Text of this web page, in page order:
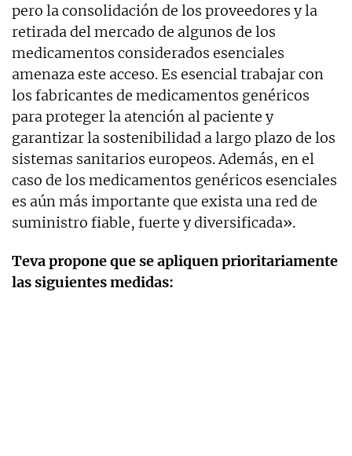
pero la consolidación de los proveedores y la
retirada del mercado de algunos de los
medicamentos considerados esenciales
amenaza este acceso. Es esencial trabajar con
los fabricantes de medicamentos genéricos
para proteger la atención al paciente y
garantizar la sostenibilidad a largo plazo de los
sistemas sanitarios europeos. Además, en el
caso de los medicamentos genéricos esenciales
es aún más importante que exista una red de
suministro fiable, fuerte y diversificada».
Teva propone que se apliquen prioritariamente
las siguientes medidas: